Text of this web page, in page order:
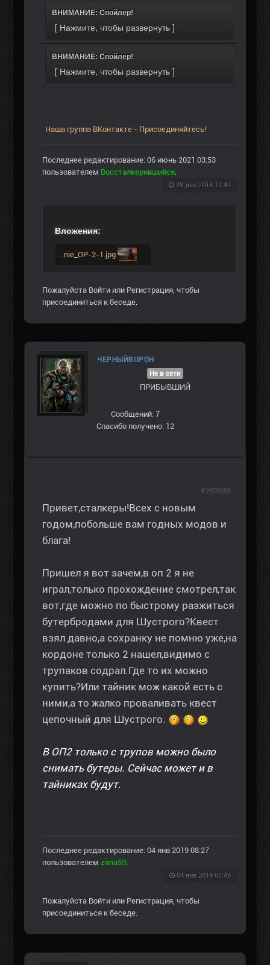
ВНИМАНИЕ: Спойлер!
ВНИМАНИЕ: Спойлер!
Наша группа ВКонтакте - Присоединяйтесь!
Последнее редактирование: 06 июнь 2021 03:53
пользователем Воссталкерившийся.
28 дек 2018 13:43
Вложения:
...nie_OP-2-1.jpg
Пожалуйста Войти или Регистрация , чтобы
присоединиться к беседе.
ЧЕРНЫЙВОРОН
Не в сети
ПРИБЫВШИЙ
Сообщений: 7
Спасибо получено: 12
Привет,сталкеры!Всех с новым
годом,побольше вам годных модов и
блага!
Пришел я вот зачем,в оп 2 я не
играл,только прохождение смотрел,так
вот,где можно по быстрому разжиться
бутербродами для Шустрого?Квест
взял давно,а сохранку не помню уже,на
кордоне только 2 нашел,видимо с
трупаков содрал.Где то их можно
купить?Или тайник мож какой есть с
ними,а то жалко проваливать квест
цепочный для Шустрого.
В ОП2 только с трупов можно было
снимать бутеры. Сейчас может и в
тайниках будут.
Последнее редактирование: 04 янв 2019 08:27
пользователем zima59
04 янв 2019 07:49
#253635
Пожалуйста Войти или Регистрация , чтобы
присоединиться к беседе.